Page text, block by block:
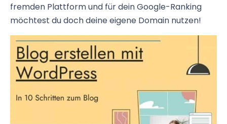
fremden Plattform und für dein Google-Ranking
möchtest du doch deine eigene Domain nutzen!